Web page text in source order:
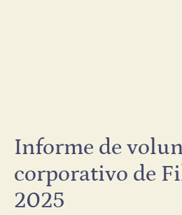
Informe de
corporativo de
2025